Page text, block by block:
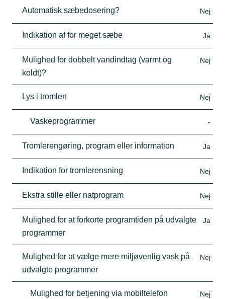
Automatisk sæbedosering? Nej
Indikation af for meget sæbe Ja
Mulighed for dobbelt vandindtag (varmt og
koldt)?
Nej
Lys i tromlen Nej
Vaskeprogrammer -
Tromlerengøring, program eller information Ja
Indikation for tromlerensning Nej
Ekstra stille eller natprogram Nej
Mulighed for at forkorte programtiden på udvalgte
programmer
Ja
Mulighed for at vælge mere miljøvenlig vask på
udvalgte programmer
Nej
Mulighed for betjening via mobiltelefon Nej